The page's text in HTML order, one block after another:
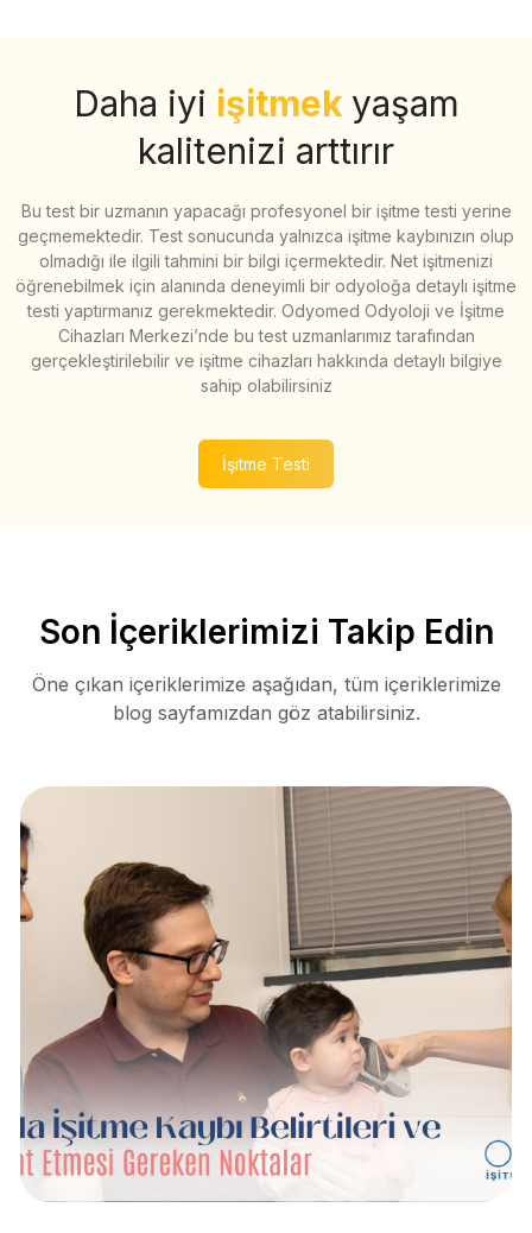
Daha iyi işitmek yaşam
kalitenizi arttırır
Bu test bir uzmanın yapacağı profesyonel bir işitme testi yerine
geçmemektedir. Test sonucunda yalnızca işitme kaybınızın olup
olmadığı ile ilgili tahmini bir bilgi içermektedir. Net işitmenizi
öğrenebilmek için alanında deneyimli bir odyoloğa detaylı işitme
testi yaptırmanız gerekmektedir. Odyomed Odyoloji ve İşitme
Cihazları Merkezi’nde bu test uzmanlarımız tarafından
gerçekleştirilebilir ve işitme cihazları hakkında detaylı bilgiye
sahip olabilirsiniz
İşitme Testi
Son İçeriklerimizi Takip Edin
Öne çıkan içeriklerimize aşağıdan, tüm içeriklerimize
blog sayfamızdan göz atabilirsiniz.